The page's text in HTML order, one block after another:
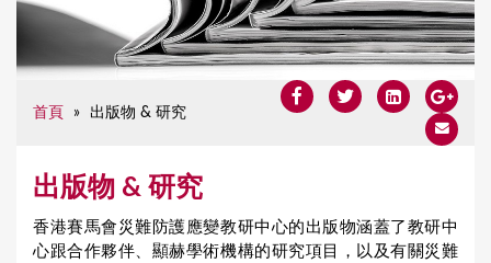
e
r
首頁 » 出版物 & 研究
出版物 & 研究
香港賽馬會災難防護應變教研中心的出版物涵蓋了教研中
心跟合作夥伴、顯赫學術機構的研究項目，以及有關災難